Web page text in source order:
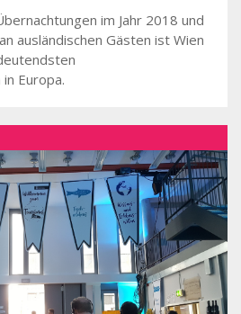
im Jahr 2018 und
ausländischen Gästen ist Wien
Europa.